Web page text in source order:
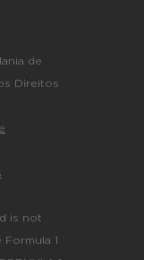
de
Direitos
is not
1